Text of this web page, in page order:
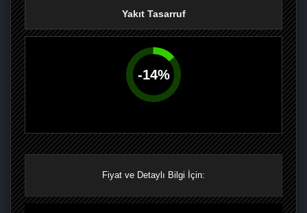
Yakıt Tasarruf
-14%
Fiyat ve Detaylı Bilgi İçin: